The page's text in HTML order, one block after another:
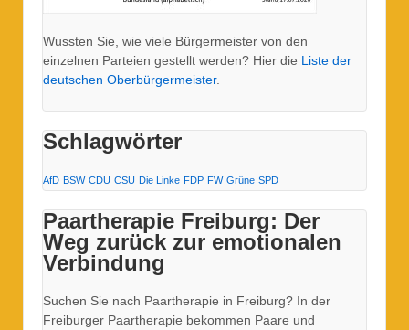
Wussten Sie, wie viele Bürgermeister von den
einzelnen Parteien gestellt werden? Hier die Liste der
deutschen Oberbürgermeister.
Schlagwörter
AfD BSW CDU CSU Die Linke FDP FW Grüne SPD
Paartherapie Freiburg: Der
Weg zurück zur emotionalen
Verbindung
Suchen Sie nach Paartherapie in Freiburg? In der
Freiburger Paartherapie bekommen Paare und